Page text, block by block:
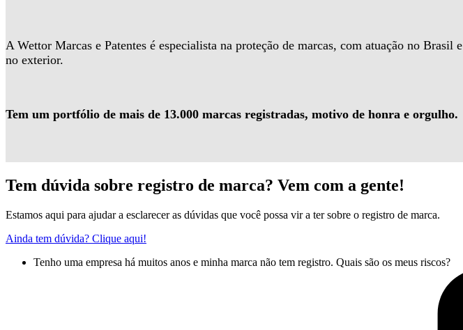
A Wettor Marcas e Patentes é especialista na proteção de marcas, com atuação no Brasil e
no exterior.
Tem um portfólio de mais de 13.000 marcas registradas, motivo de honra e orgulho.
Tem dúvida sobre registro de marca? Vem com a gente!
Estamos aqui para ajudar a esclarecer as dúvidas que você possa vir a ter sobre o registro de marca.
Ainda tem dúvida? Clique aqui!
Tenho uma empresa há muitos anos e minha marca não tem registro. Quais são os meus riscos?